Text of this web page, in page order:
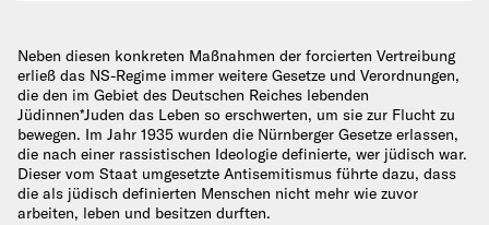
Neben diesen konkreten Maßnahmen der forcierten Vertreibung
erließ das NS-Regime immer weitere Gesetze und Verordnungen,
die den im Gebiet des Deutschen Reiches lebenden
Jüdinnen*Juden das Leben so erschwerten, um sie zur Flucht zu
bewegen. Im Jahr 1935 wurden die Nürnberger Gesetze erlassen,
die nach einer rassistischen Ideologie definierte, wer jüdisch war.
Dieser vom Staat umgesetzte Antisemitismus führte dazu, dass
die als jüdisch definierten Menschen nicht mehr wie zuvor
arbeiten, leben und besitzen durften.